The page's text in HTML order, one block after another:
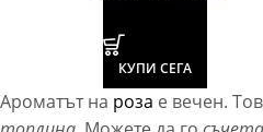
КУПИ СЕГА
Ароматът на роза е вечен.